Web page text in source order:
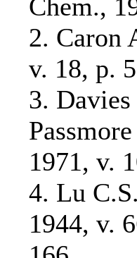
Chem.,
2. Caron
v. 18, p.
3.
1971, v.
4. Lu
1944, v.